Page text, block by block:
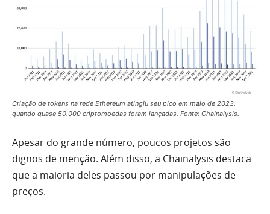
Criação de tokens na rede Ethereum atingiu seu pico em maio de 2023,
quando quase 50.000 criptomoedas foram lançadas. Fonte: Chainalysis.
Apesar do grande número, poucos projetos são
dignos de menção. Além disso, a Chainalysis destaca
que a maioria deles passou por manipulações de
preços.